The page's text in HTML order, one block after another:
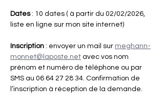
Dates : 10 dates ( à partir du 02/02/2026,
liste en ligne sur mon site internet)
Inscription : envoyer un mail sur meghann-
monnet@laposte.net avec vos nom
prénom et numéro de téléphone ou par
SMS au 06 64 27 28 34. Confirmation de
l’inscription à réception de la demande.